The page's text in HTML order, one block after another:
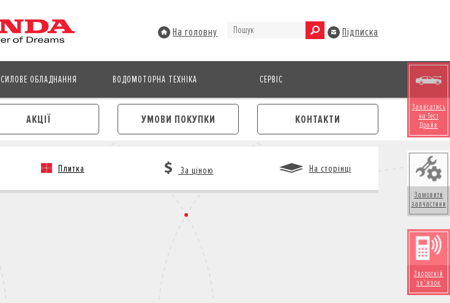
На головну Підписка
СИЛОВЕ ОБЛАДНАННЯ ВОДОМОТОРНА ТЕХНІКА СЕРВІС
АКЦІЇ УМОВИ ПОКУПКИ КОНТАКТИ
Записатись
на Тест
Драйв
Замовити
запчастини
Зворотній
зв'язок
Плитка За ціною На сторінці